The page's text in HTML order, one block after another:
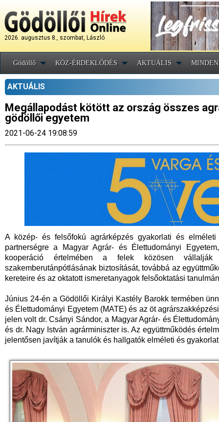
2026. augusztus 8., szombat, László
Gödöllő KÖZ-ÉRDEKLŐDÉS AKTUÁLIS
AKTUÁLIS
Megállapodást kötött az ország összes
gödöllői egyetem
2021-06-24 19:08:59
A közép- és felsőfokú agrárképzés gyakorlati és
partnerségre a Magyar Agrár- és Élettudományi
kooperáció értelmében a felek közösen
szakemberutánpótlásának biztosítását, továbbá az
kereteire és az oktatott ismeretanyagok felsőoktatási
Június 24-én a Gödöllői Királyi Kastély Barokk termében
és Élettudományi Egyetem (MATE) és az öt
jelen volt dr. Csányi Sándor, a Magyar Agrár- és
és dr. Nagy István agrárminiszter is. Az együttműködés
jelentősen javítják a tanulók és hallgatók elméleti és